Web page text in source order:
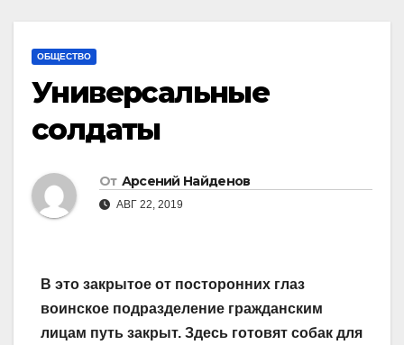
ОБЩЕСТВО
Универсальные
солдаты
От Арсений Найденов
АВГ 22, 2019
В это закрытое от посторонних глаз
воинское подразделение гражданским
лицам путь закрыт. Здесь готовят собак для